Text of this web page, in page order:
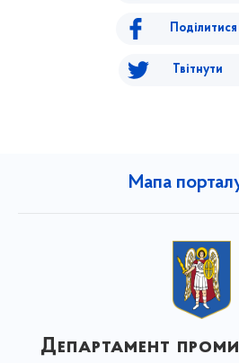
Поділитися
Твітнути
Мапа
Департамент